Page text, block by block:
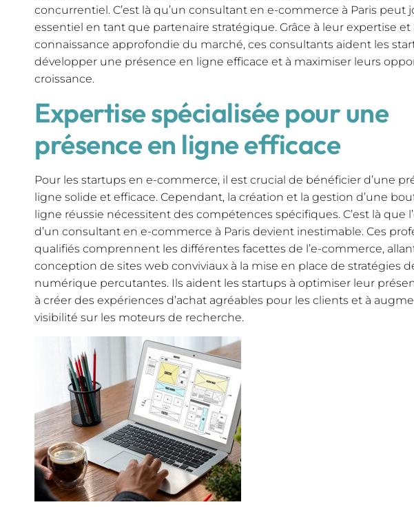
concurrentiel. C’est là qu’un consultant en e-commerce à Paris peut
essentiel en tant que partenaire stratégique. Grâce à leur expertise et
connaissance approfondie du marché, ces consultants aident les
développer une présence en ligne efficace et à maximiser leurs
croissance.
Expertise spécialisée pour une
présence en ligne efficace
Pour les startups en e-commerce, il est crucial de bénéficier d’une
ligne solide et efficace. Cependant, la création et la gestion d’une
ligne réussie nécessitent des compétences spécifiques. C’est là que
d’un consultant en e-commerce à Paris devient inestimable. Ces
qualifiés comprennent les différentes facettes de l’e-commerce,
conception de sites web conviviaux à la mise en place de stratégies
numérique percutantes. Ils aident les startups à optimiser leur
à créer des expériences d’achat agréables pour les clients et à
visibilité sur les moteurs de recherche.